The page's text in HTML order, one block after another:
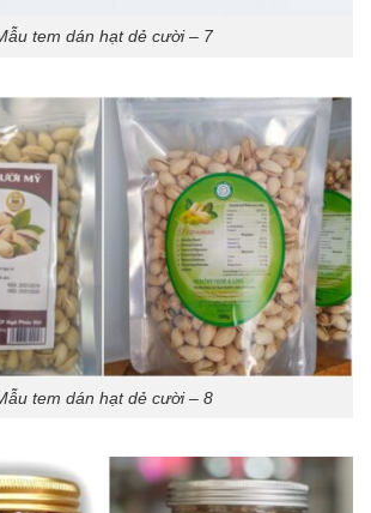
tem dán hạt dẻ cười – 7
tem dán hạt dẻ cười – 8